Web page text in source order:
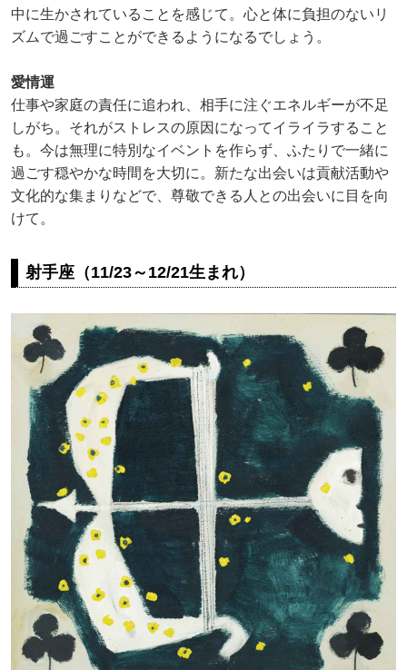
中に生かされていることを感じて。心と体に負担のないリ
ズムで過ごすことができるようになるでしょう。
愛情運
仕事や家庭の責任に追われ、相手に注ぐエネルギーが不足
しがち。それがストレスの原因になってイライラすること
も。今は無理に特別なイベントを作らず、ふたりで一緒に
過ごす穏やかな時間を大切に。新たな出会いは貢献活動や
文化的な集まりなどで、尊敬できる人との出会いに目を向
けて。
射手座（11/23～12/21生まれ）